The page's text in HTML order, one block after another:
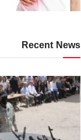
Recent News